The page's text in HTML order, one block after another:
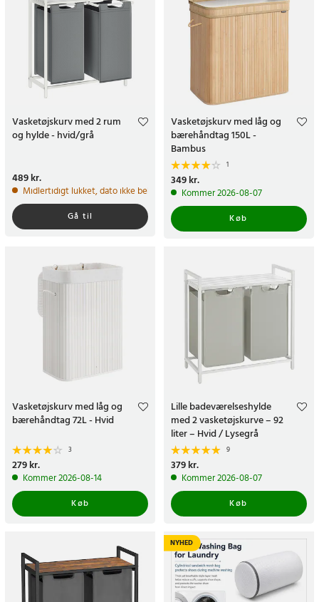
Vasketøjskurv med 2 rum
og hylde - hvid/grå
Pris:489 kr.
489 kr.
Midlertidigt lukket, dato ikke bekræftet
Gå til
Vasketøjskurv med låg og
bærehåndtag 150L -
Bambus
1
Pris:349 kr.
349 kr.
Kommer 2026-08-07
Køb
Vasketøjskurv med låg og
bærehåndtag 72L - Hvid
3
Pris:279 kr.
279 kr.
Kommer 2026-08-14
Køb
Lille badeværelseshylde
med 2 vasketøjskurve – 92
liter – Hvid / Lysegrå
9
Pris:379 kr.
379 kr.
Kommer 2026-08-07
Køb
NYHED